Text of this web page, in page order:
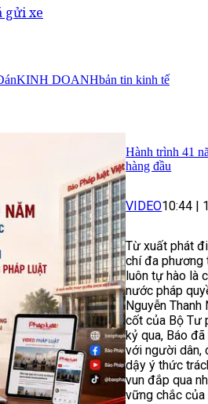
gửi xe
KINH DOANHbản tin kinh tế
Hành trình 41
hàng đầu
VIDEO10:44 |
Từ xuất phát
chí đa phương
luôn tự hào là
nước pháp
Nguyễn
cốt của Bộ Tư
kỷ qua, Báo
với người dân,
dậy ý thức
vun đắp qua
vững chắc của